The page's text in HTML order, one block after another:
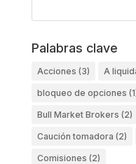
Palabras clave
Acciones (3) A
bloqueo de opciones
Bull Market Brokers (2)
Caución tomadora (2)
Comisiones (2)